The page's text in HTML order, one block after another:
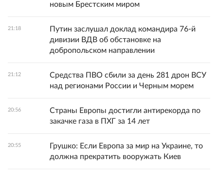
новым Брестским миром
21:18
Путин заслушал доклад командира 76-й
дивизии ВДВ об обстановке на
добропольском направлении
21:12
Средства ПВО сбили за день 281 дрон ВСУ
над регионами России и Черным морем
20:56
Страны Европы достигли антирекорда по
закачке газа в ПХГ за 14 лет
20:55
Грушко: Если Европа за мир на Украине, то
должна прекратить вооружать Киев